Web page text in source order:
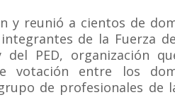
y reunió a cientos de
de la Fuerza
PED, organización
votación entre los
de profesionales de